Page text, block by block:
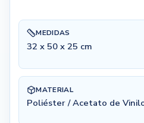
MEDIDAS
32 x 50 x 25 cm
MATERIAL
Poliéster / Acetato de